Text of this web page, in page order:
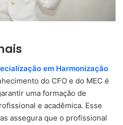
em Harmonização
do CFO e do MEC é
uma formação de
e acadêmica. Esse
assegura que o profissional